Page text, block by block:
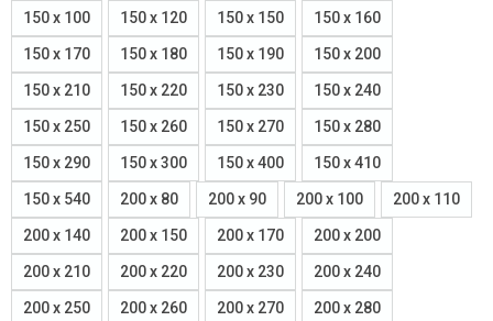
150 x 100 150 x 120 150 x 150 150 x 160
150 x 170 150 x 180 150 x 190 150 x 200
150 x 210 150 x 220 150 x 230 150 x 240
150 x 250 150 x 260 150 x 270 150 x 280
150 x 290 150 x 300 150 x 400 150 x 410
150 x 540 200 x 80 200 x 90 200 x 100 200 x 110
200 x 140 200 x 150 200 x 170 200 x 200
200 x 210 200 x 220 200 x 230 200 x 240
200 x 250 200 x 260 200 x 270 200 x 280